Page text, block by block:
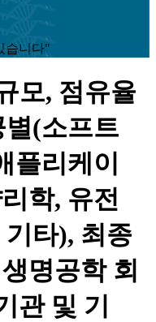
습니다"
모, 점유율
별(소프트
플리케이
학, 유전
타), 최종
명공학 회
관 및 기